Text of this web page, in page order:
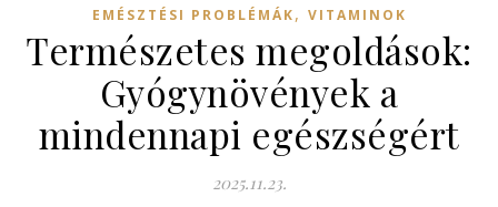
EMÉSZTÉSI PROBLÉMÁK, VITAMINOK
Természetes megoldások:
Gyógynövények a
mindennapi egészségért
2025.11.23.